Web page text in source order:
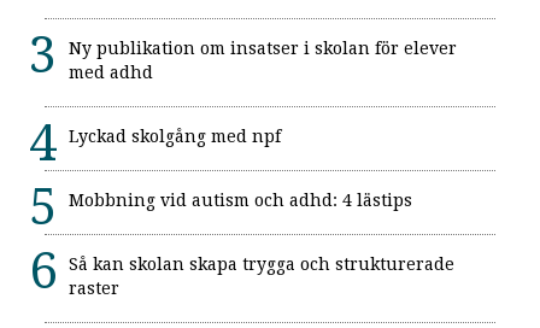
Ny publikation om insatser i skolan för elever
med adhd
Lyckad skolgång med npf
Mobbning vid autism och adhd: 4 lästips
Så kan skolan skapa trygga och strukturerade
raster